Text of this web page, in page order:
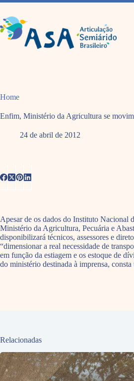
Pular
o
conteúdo
Home
Enfim, Ministério da Agricultura se
24 de abril de 2012
Apesar de os dados do Instituto Nacional
Ministério da Agricultura, Pecuária e
disponibilizará técnicos, assessores e
“dimensionar a real necessidade de
em função da estiagem e os estoque de
do ministério destinada à imprensa,
Relacionadas